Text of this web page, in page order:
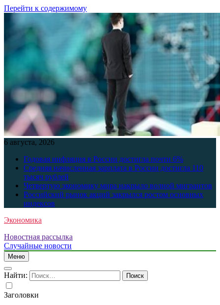
Перейти к содержимому
6 августа, 2026
Годовая инфляция в России достигла почти 6%
Средняя начисленная зарплата в России достигла 110
тысяч рублей
Четвертую экономику мира накрыло волной мигрантов
Российский рынок акций закрылся ростом основных
индексов
Экономика
Новостная рассылка
Случайные новости
Меню
Найти:
Заголовки